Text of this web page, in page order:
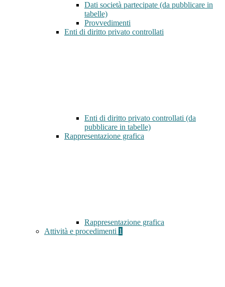
Dati società partecipate (da pubblicare in
tabelle)
Provvedimenti
Enti di diritto privato controllati
Enti di diritto privato controllati (da
pubblicare in tabelle)
Rappresentazione grafica
Rappresentazione grafica
Attività e procedimenti 1